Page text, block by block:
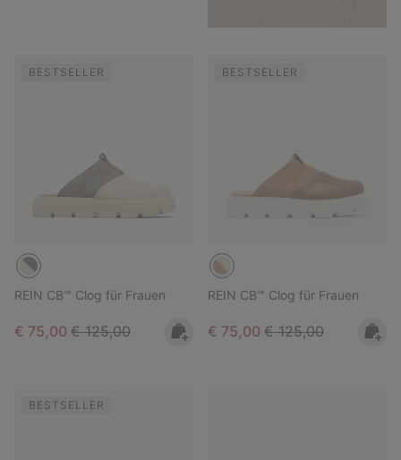
BESTSELLER
REIN CB™ Clog für Frauen
Sale price:
€ 75,00 Regular price:
€ 125,00
BESTSELLER
REIN CB™ Clog für Frauen
Sale price:
€ 75,00 Regular price:
€ 125,00
BESTSELLER